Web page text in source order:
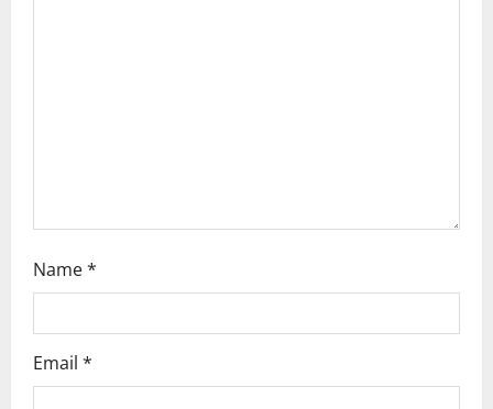
Name*
Email *